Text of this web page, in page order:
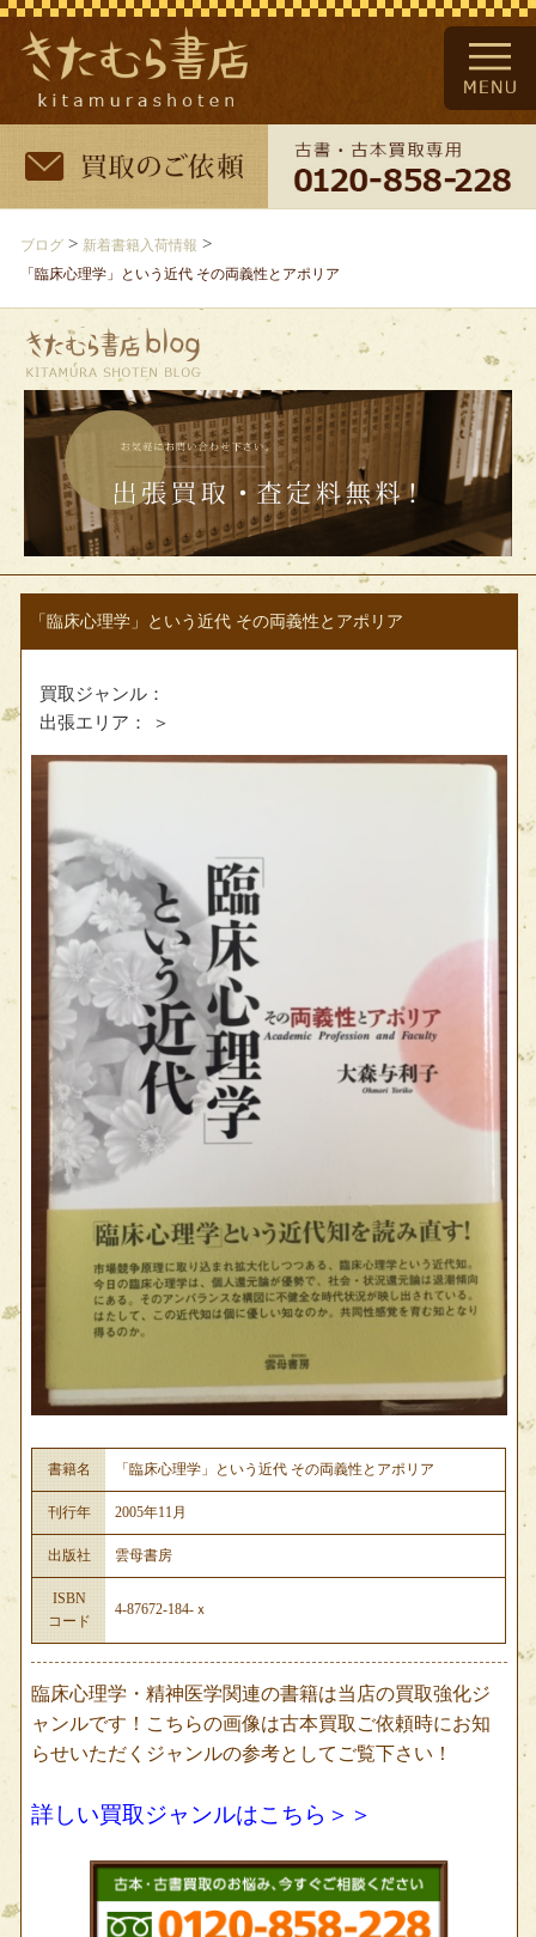
ブログ> 新着書籍入荷情報 >
「臨床心理学」という近代 その両義性とアポリア
「臨床心理学」という近代 その両義性とアポリア
買取ジャンル：
出張エリア：
＞
書籍名 「臨床心理学」という近代 その両義性とアポリア
刊行年 2005年11月
出版社 雲母書房
ISBN
コード
4-87672-184-ｘ
臨床心理学・精神医学関連の書籍は当店の買取強化ジ
ャンルです！こちらの画像は古本買取ご依頼時にお知
らせいただくジャンルの参考としてご覧下さい！
詳しい買取ジャンルはこちら＞＞